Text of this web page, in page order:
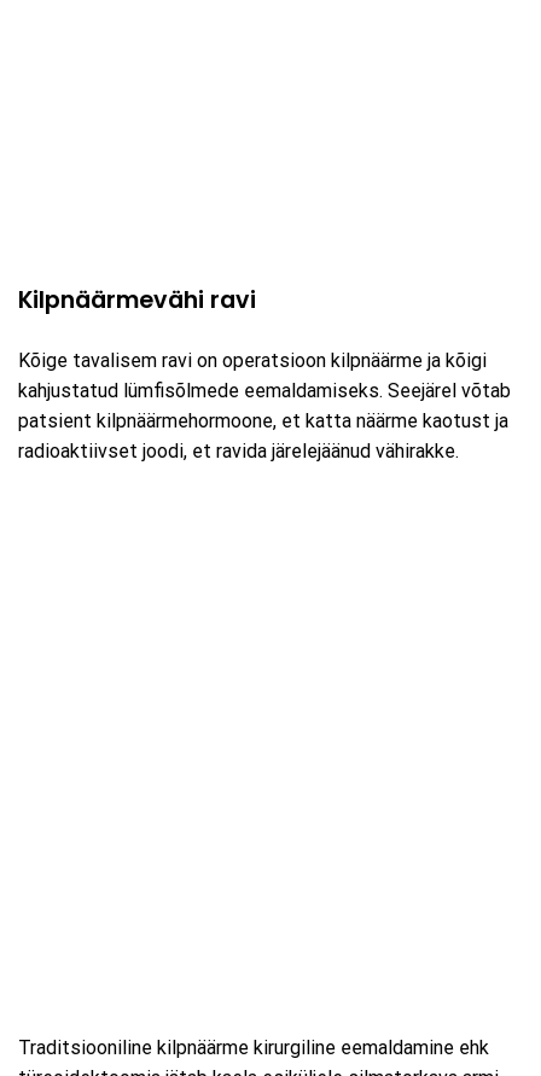
Kilpnäärmevähi ravi
Kõige tavalisem ravi on operatsioon kilpnäärme ja kõigi
kahjustatud lümfisõlmede eemaldamiseks. Seejärel võtab
patsient kilpnäärmehormoone, et katta näärme kaotust ja
radioaktiivset joodi, et ravida järelejäänud vähirakke.
Traditsiooniline kilpnäärme kirurgiline eemaldamine ehk